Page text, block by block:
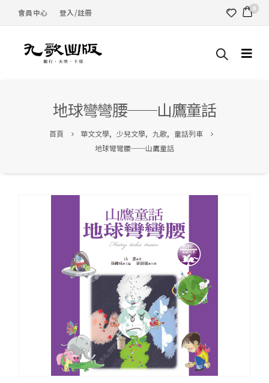
會員中心 登入/註冊 0
地球彎彎腰──山鷹童話
首頁 華文文學, 少兒文學, 九歌, 童話列車
地球彎彎腰──山鷹童話